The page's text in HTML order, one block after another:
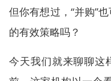
但你有想过，“并购”
的有效策略吗？
今天我们就来聊聊这